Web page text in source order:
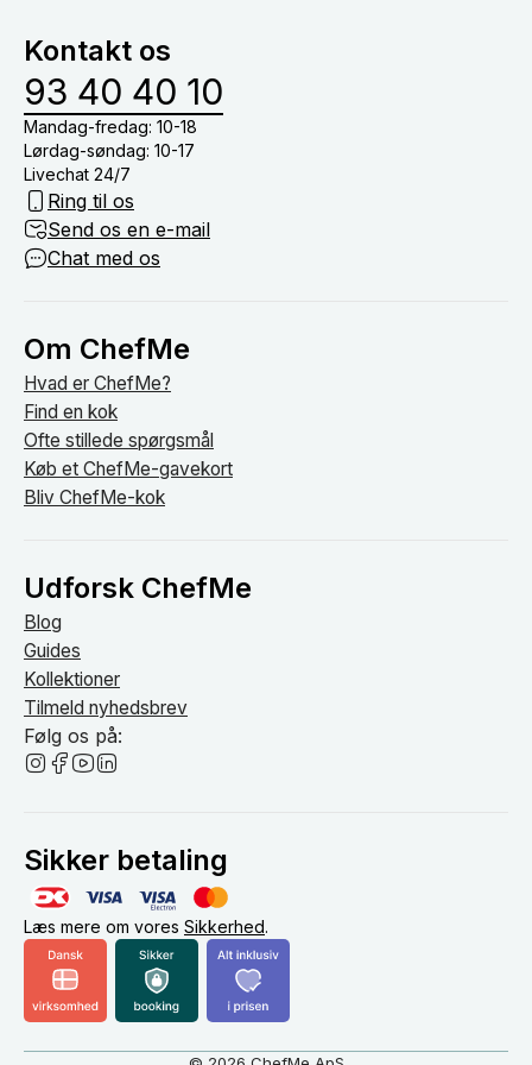
om bordet.
Kontakt os
93 40 40 10
Mandag-fredag: 10-18
Lørdag-søndag: 10-17
Livechat 24/7
Ring til os
Send os en e-mail
Chat med os
Om ChefMe
Hvad er ChefMe?
Find en kok
Ofte stillede spørgsmål
Køb et ChefMe-gavekort
Bliv ChefMe-kok
Udforsk ChefMe
Blog
Guides
Kollektioner
Tilmeld nyhedsbrev
Følg os på:
Sikker betaling
Læs mere om vores Sikkerhed.